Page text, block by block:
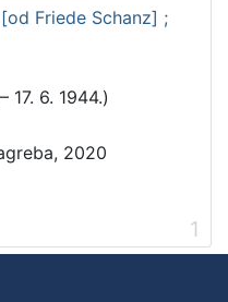
Friede Schanz] ;
17. 6. 1944.)
2020
1